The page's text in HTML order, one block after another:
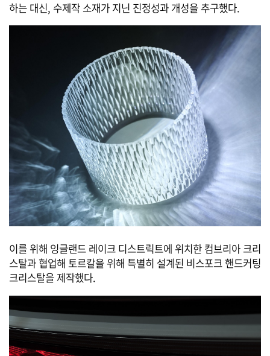
하는 대신, 수제작 소재가 지닌 진정성과 개성을 추구했다.
이를 위해 잉글랜드 레이크 디스트릭트에 위치한 컴브리아 크리
스탈과 협업해 토르칼을 위해 특별히 설계된 비스포크 핸드커팅
크리스탈을 제작했다.